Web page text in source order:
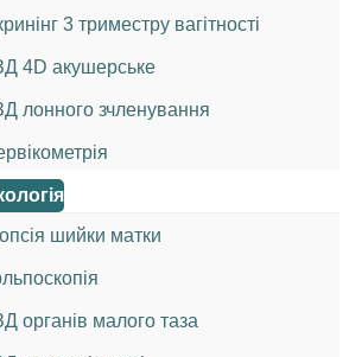
3 триместру вагітності
4D акушерське
лонного зчленування
шийки матки
органів малого таза